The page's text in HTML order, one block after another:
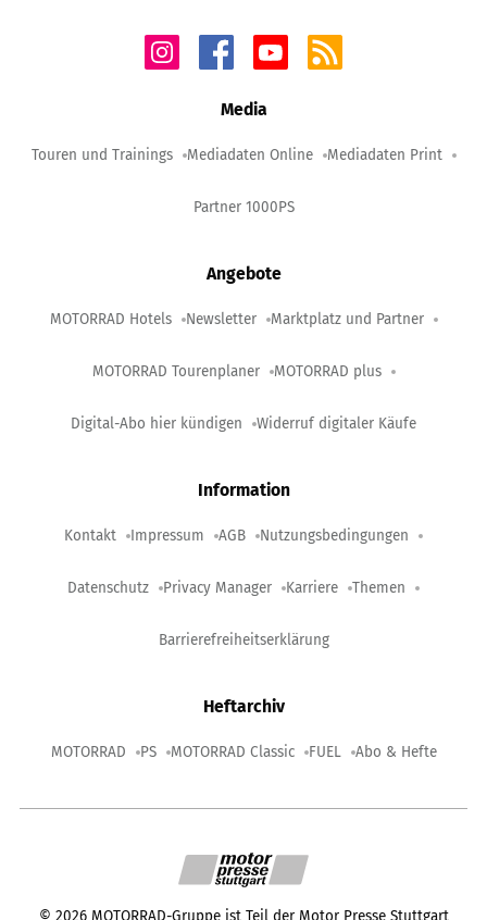
Media
Touren und Trainings Mediadaten Online Mediadaten Print
Partner 1000PS
Angebote
MOTORRAD Hotels Newsletter Marktplatz und Partner
MOTORRAD Tourenplaner MOTORRAD plus
Digital-Abo hier kündigen Widerruf digitaler Käufe
Information
Kontakt Impressum AGB Nutzungsbedingungen
Datenschutz Privacy Manager Karriere Themen
Barrierefreiheitserklärung
Heftarchiv
MOTORRAD PS MOTORRAD Classic FUEL Abo & Hefte